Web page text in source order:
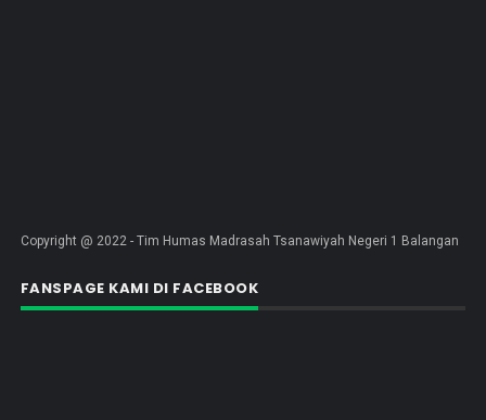
Copyright @ 2022 - Tim Humas Madrasah Tsanawiyah Negeri 1 Balangan
FANSPAGE KAMI DI FACEBOOK